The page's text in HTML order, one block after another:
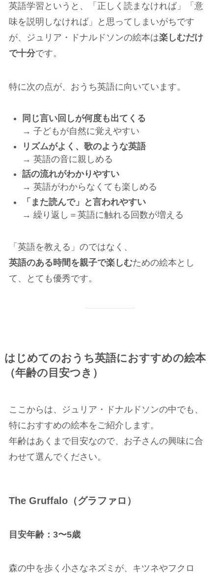
英語学習というと、「正しく読まなければ」「意
味を説明しなければ」と思ってしまいがちです
が、ジュリア・ドナルドソンの絵本は楽しむだけ
で十分です。
特に次の点が、おうち英語に向いています。
同じ言い回しが何度も出てくる
→ 子どもが自然に覚えやすい
リズムがよく、歌のような英語
→ 英語の音に親しめる
話の流れがわかりやすい
→ 英語がわからなくても楽しめる
「また読んで」と言われやすい
→ 繰り返し＝英語に触れる回数が増える
「英語を教える」のではなく、
英語のある時間を親子で楽しむための絵本とし
て、とても優秀です。
はじめてのおうち英語におすすめの絵本
（年齢の目安つき）
ここからは、ジュリア・ドナルドソンの中でも、
特におすすめの絵本をご紹介します。
年齢はあくまで目安なので、お子さんの興味に合
わせて選んでください。
The Gruffalo（グラファロ）
目安年齢：3〜5歳
森の中を歩く小さなネズミが、キツネやフクロ